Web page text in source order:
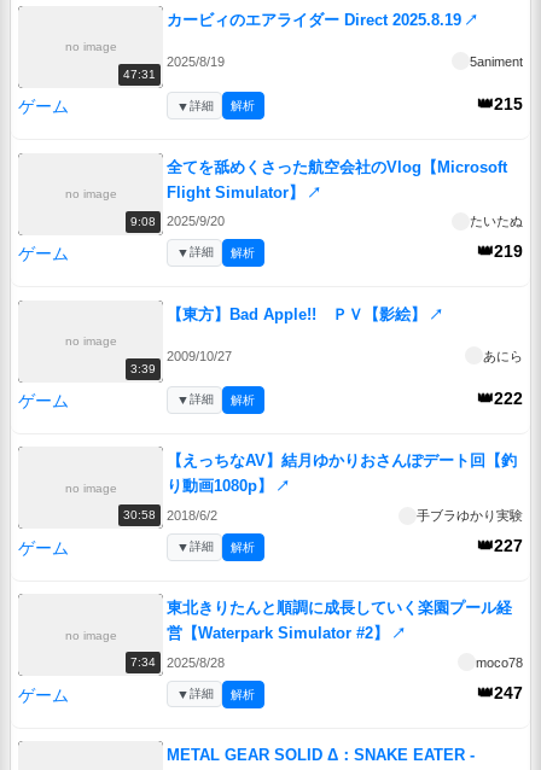
no image
47:31
カービィのエアライダー Direct 2025.8.19 ↗
2025/8/19 5animent
ゲーム 👑215
▼詳細 解析
no image
9:08
全てを舐めくさった航空会社のVlog【Microsoft
Flight Simulator】
↗
2025/9/20 たいたぬ
ゲーム 👑219
▼詳細 解析
no image
3:39
【東方】Bad Apple!! ＰＶ【影絵】 ↗
2009/10/27 あにら
ゲーム 👑222
▼詳細 解析
no image
30:58
【えっちなAV】結月ゆかりおさんぽデート回【釣
り動画1080p】
↗
2018/6/2 手ブラゆかり実験
ゲーム 👑227
▼詳細 解析
no image
7:34
東北きりたんと順調に成長していく楽園プール経
営【Waterpark Simulator #2】
↗
2025/8/28 moco78
ゲーム 👑247
▼詳細 解析
METAL GEAR SOLID Δ：SNAKE EATER -